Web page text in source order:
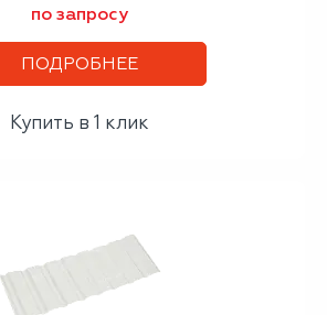
по запросу
ПОДРОБНЕЕ
Купить в 1 клик